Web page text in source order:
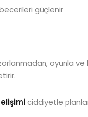
güçlenir
oyunla ve
ciddiyetle